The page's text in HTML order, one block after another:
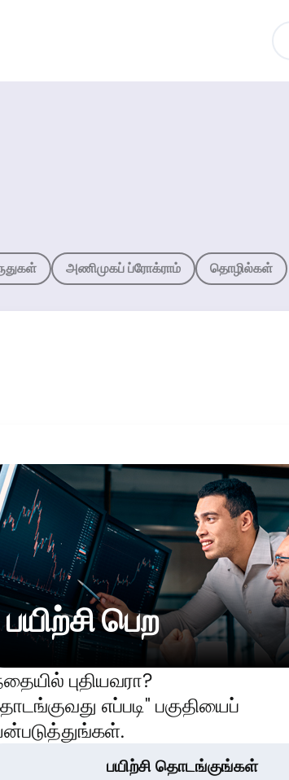
அணிமுகப் ப்ரோக்ராம் தொழில்கள்
பயிற்சி பெற
புதியவரா?
எப்படி" பகுதியைப்
பயிற்சி தொடங்குங்கள்